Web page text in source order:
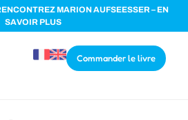
MARION AUFSEESSER – EN
SAVOIR PLUS
Commander le livre